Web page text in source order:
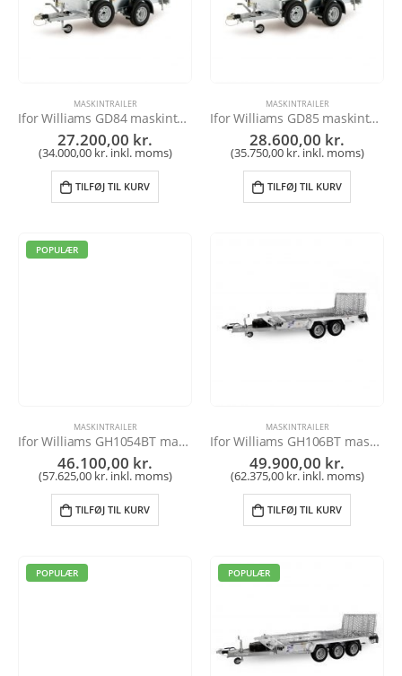
MASKINTRAILER
Ifor Williams GD84 maskintrailer
27.200,00 kr.
(34.000,00 kr.inkl. moms)
TILFØJ TIL KURV
MASKINTRAILER
Ifor Williams GD85 maskintrailer
28.600,00 kr.
(35.750,00 kr.inkl. moms)
TILFØJ TIL KURV
POPULÆR
MASKINTRAILER
Ifor Williams GH1054BT maskintrailer
46.100,00 kr.
(57.625,00 kr.inkl. moms)
TILFØJ TIL KURV
MASKINTRAILER
Ifor Williams GH106BT maskintrailer
49.900,00 kr.
(62.375,00 kr.inkl. moms)
TILFØJ TIL KURV
POPULÆR POPULÆR